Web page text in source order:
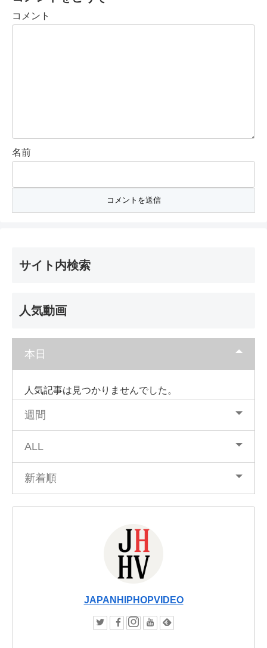
コメント
名前
サイト内検索
人気動画
本日
人気記事は見つかりませんでした。
週間
ALL
新着順
JAPANHIPHOPVIDEO